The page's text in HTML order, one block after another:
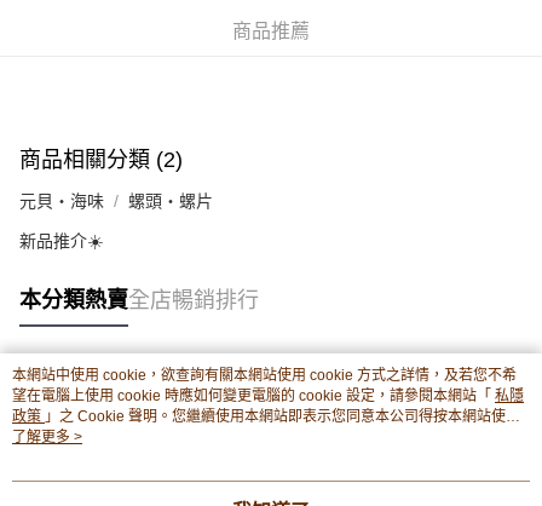
並WhatsApp 90719878 或電郵eshop@premierfood.com.hk，我們在收到
順豐智能櫃(智能櫃取件要視乎包裹尺寸限制，如包裹過大，
每筆HK$80.00，滿HK$380.00或以上免運費
滿$380免運費 - 送貨到家(3-5個工作天內送達)
每筆HK$80.00，滿HK$380.00或以上免運費
付款後門市自取 (3-6天可到店取) (取貨請自備購物袋)
每筆HK$80.00，滿HK$380.00或以上免運費
商品推薦
商品相關分類 (2)
元貝・海味 螺頭・螺片
新品推介☀️
本分類熱賣全店暢銷排行
熱門標籤
熱銷排行
本網站中使用 cookie，欲查詢有關本網站使用 cookie 方式之詳情，及若您不希
望在電腦上使用 cookie 時應如何變更電腦的 cookie 設定，請參閱本網站「 私隱
政策 」之 Cookie 聲明。您繼續使用本網站即表示您同意本公司得按本網站使用
條款之 Cookie 聲明使用 cookie。
了解更多 >